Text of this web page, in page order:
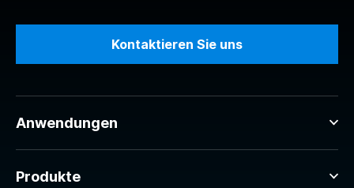
Kontaktieren Sie uns
Anwendungen
Produkte